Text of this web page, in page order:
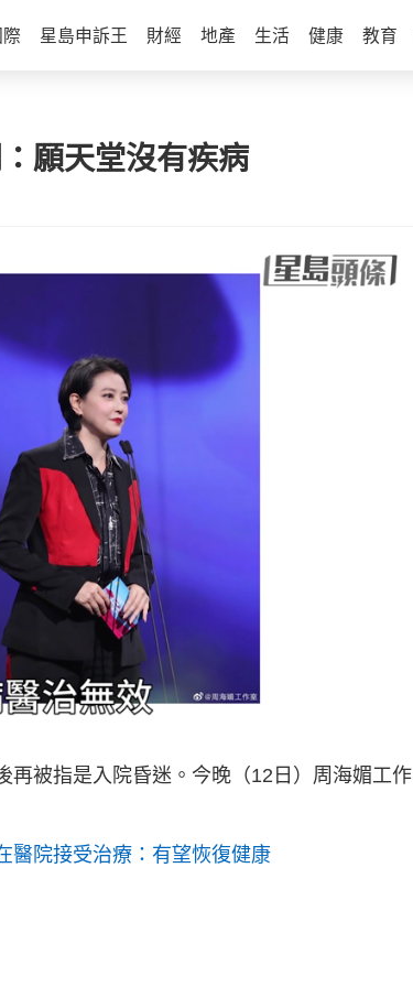
際 星島申訴王 財經 地產 生活 健康 教育
願天堂沒有疾病
再被指是入院昏迷。今晚（12日）周海媚工作
醫院接受治療：有望恢復健康